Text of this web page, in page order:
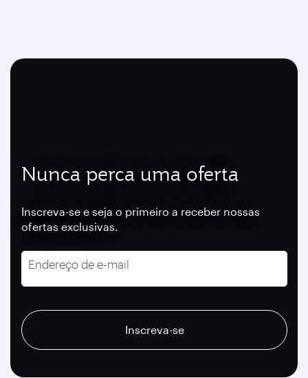
Nunca perca uma oferta
Inscreva-se e seja o primeiro a receber nossas
ofertas exclusivas.
Endereço de e-mail
Inscreva-se